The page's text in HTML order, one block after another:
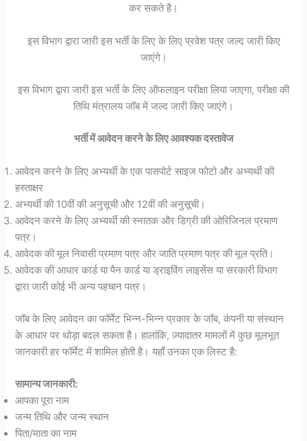
कर सकते है।
इस विभाग द्वारा जारी इस भर्ती के लिए के लिए प्रवेश पत्र जल्द जारी किए
जाएंगे।
इस विभाग द्वारा जारी इस भर्ती के लिए ऑफलाइन परीक्षा लिया जाएगा, परीक्षा की
तिथि मंत्रालय जॉब में जल्द जारी किए जाएंगे।
भर्ती में आवेदन करने के लिए आवश्यक दस्तावेज
आवेदन करने के लिए अभ्यर्थी के एक पासपोर्ट साइज फोटो और अभ्यर्थी की
हस्ताक्षर
अभ्यर्थी की 10वीं की अनुसूची और 12वीं की अनुसूची।
आवेदन करने के लिए अभ्यर्थी की स्नातक और डिग्री की ओरिजिनल प्रमाण
पत्र।
आवेदक की मूल निवासी प्रमाण पत्र और जाति प्रमाण पत्र की मूल प्रति।
आवेदक की आधार कार्ड या पैन कार्ड या ड्राइविंग लाइसेंस या सरकारी विभाग
द्वारा जारी कोई भी अन्य पहचान पत्र।
जॉब के लिए आवेदन का फॉर्मेट भिन्न-भिन्न प्रकार के जॉब, कंपनी या संस्थान
के आधार पर थोड़ा बदल सकता है। हालांकि, ज़्यादातर मामलों में कुछ मूलभूत
जानकारी हर फॉर्मेट में शामिल होती है। यहाँ उनका एक लिस्ट है:
सामान्य जानकारी:
आपका पूरा नाम
जन्म तिथि और जन्म स्थान
पिता/माता का नाम